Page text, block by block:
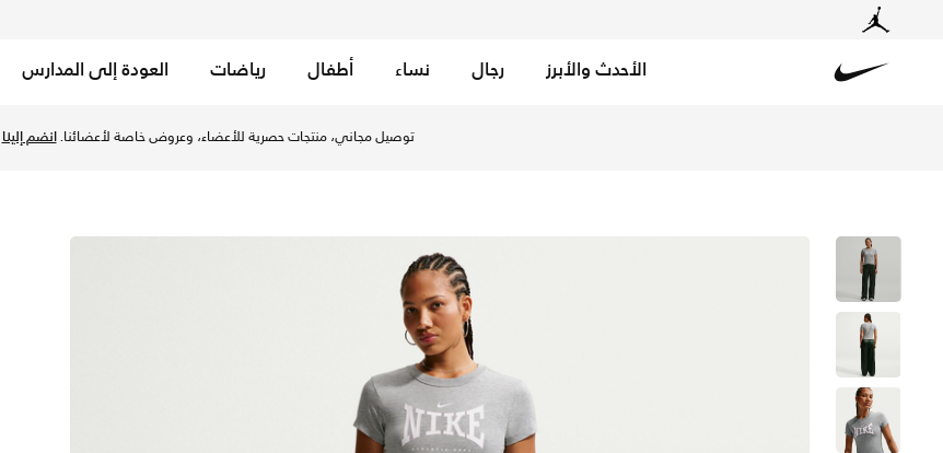
الأحدث والأبرز رجال نساء أطفال رياضات العودة إلى المدارس
توصيل مجاني، منتجات حصرية للأعضاء، وعروض خاصة لأعضائنا.انضم إلينا